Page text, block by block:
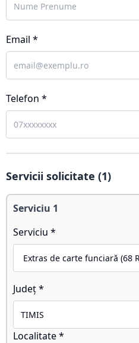
Email *
Telefon *
Servicii solicitate (1)
Serviciu 1
Serviciu *
Județ *
Localitate *